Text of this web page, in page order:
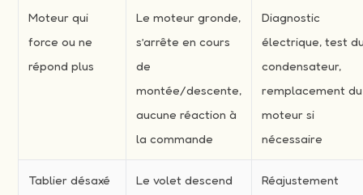
Moteur qui
force ou ne
répond plus
Le moteur gronde,
s’arrête en cours
de
montée/descente,
aucune réaction à
la commande
Diagnostic
électrique, test
condensateur,
remplacement du
moteur si
nécessaire
Tablier désaxé
Le volet descend
Réajustement